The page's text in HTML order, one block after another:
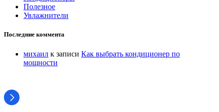
Полезное
Увлажнители
Последние коммента
михаил к записи Как выбрать кондиционер по
мощности